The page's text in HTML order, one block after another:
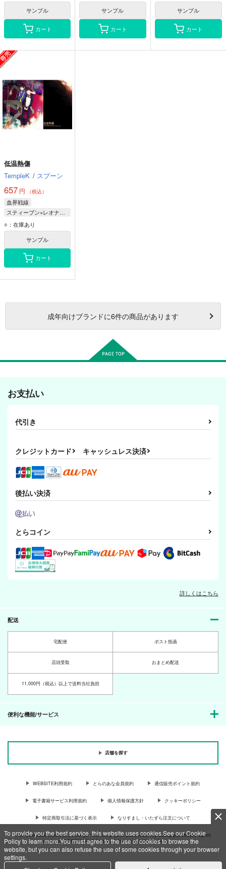
To provide you the best service, this website uses cookies.See our Cookie
Policy to learn more.You must agree to the use of cookies to browse the
website, but you can also refuse the use of some cookies through your browser
settings.
サンプル
カート
サンプル
カート
サンプル
カート
低温熱傷
TempleK / スプーン
657 円 （税込）
血界戦線
スティーブン×レオナルド
レオナルド
スティーブン
○：在庫あり
サンプル
カート
成年向けブランドに6件の商品があります
お支払い
代引き
クレジットカード キャッシュレス決済
後払い決済
とらコイン
詳しくはこちら
配送
宅配便 ポスト投函
店頭受取 おまとめ配送
11,000円（税込）以上で送料当社負担
便利な機能/サービス
店舗を探す
WEBSITE利用規約 とらのあな会員規約 通信販売ポイント規約
電子書籍サービス利用規約 個人情報保護方針 クッキーポリシー
特定商取引法に基づく表示 なりすまし・いたずら注文について
For Overseas customer, now you can ship your purchases by using purchases agent
services “AOCS”! Click {more…} for more information …more